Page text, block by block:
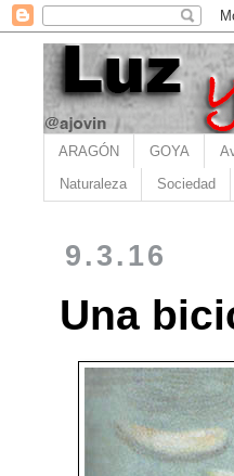
ARAGÓN GOYA
Naturaleza Sociedad
9.3.16
Una